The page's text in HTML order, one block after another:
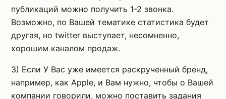
публикаций можно получить 1-2 звонка.
Возможно, по Вашей тематике статистика будет
другая, но twitter выступает, несомненно,
хорошим каналом продаж.
3) Если У Вас уже имеется раскрученный бренд,
например, как Apple, и Вам нужно, чтобы о Вашей
компании говорили, можно поставить задания